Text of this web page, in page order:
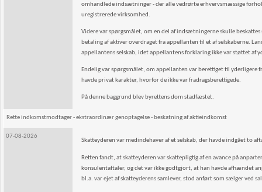
omhandlede indsætninger - der alle vedrørte erhvervsmæssige
uregistrerede virksomhed.
Videre var spørgsmålet, om en del af indsætningerne skulle
betaling af aktiver overdraget fra appellanten til et af selskaberne.
appellantens selskab, idet appellantens forklaring ikke var støttet af
Endelig var spørgsmålet, om appellanten var berettiget til
havde privat karakter, hvorfor de ikke var fradragsberettigede.
På denne baggrund blev byrettens dom stadfæstet.
Rette indkomstmodtager - ekstraordinær genoptagelse - beskatning af aktieindkomst
07-08-2026
Skatteyderen var medindehaver af et selskab, der havde indgået to
Retten fandt, at skatteyderen var skattepligtig af en avance på
konsulentaftaler, og det var ikke godtgjort, at han havde afhændet
bl.a. var ejet af skatteyderens samlever, stod anført som sælger ved